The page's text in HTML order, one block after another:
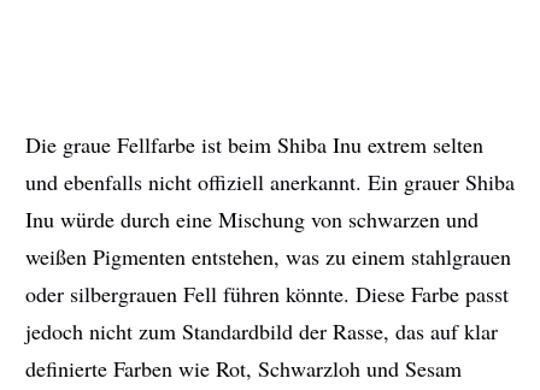
Die graue Fellfarbe ist beim Shiba Inu extrem selten
und ebenfalls nicht offiziell anerkannt. Ein grauer Shiba
Inu würde durch eine Mischung von schwarzen und
weißen Pigmenten entstehen, was zu einem stahlgrauen
oder silbergrauen Fell führen könnte. Diese Farbe passt
jedoch nicht zum Standardbild der Rasse, das auf klar
definierte Farben wie Rot, Schwarzloh und Sesam